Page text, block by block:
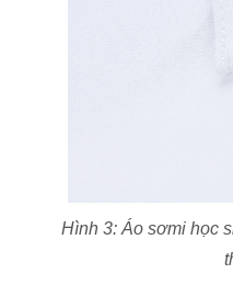
Hình 3: Áo sơmi học